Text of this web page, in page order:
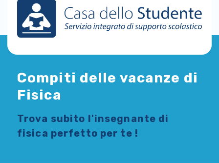
Compiti delle vacanze di
Fisica
Trova subito l'insegnante di
fisica perfetto per te !